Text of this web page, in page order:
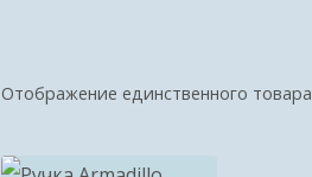
Отображение единственного товара